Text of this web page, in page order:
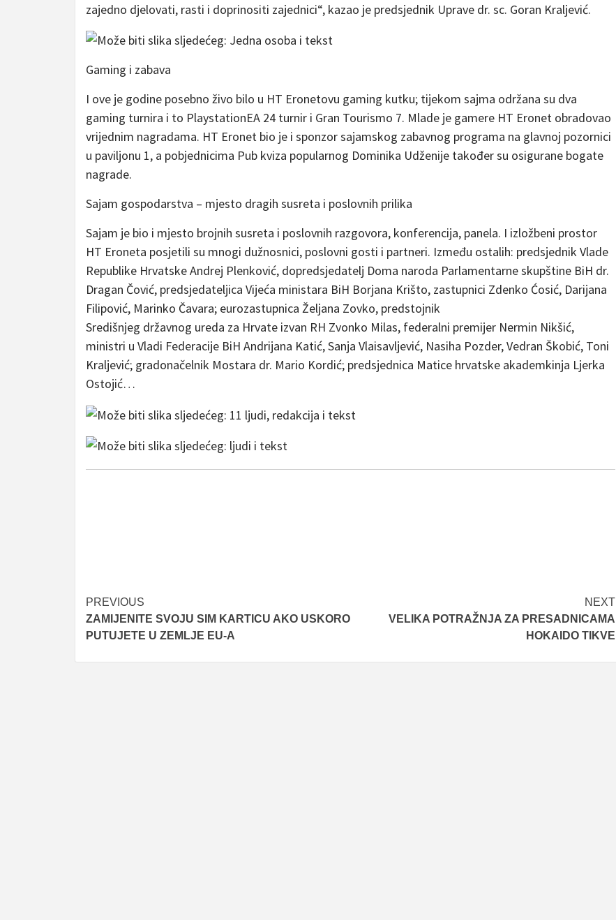
zajedno djelovati, rasti i doprinositi zajednici“, kazao je predsjednik Uprave dr. sc. Goran Kraljević.
Gaming i zabava
I ove je godine posebno živo bilo u HT Eronetovu gaming kutku; tijekom sajma održana su dva
gaming turnira i to PlaystationEA 24 turnir i Gran Tourismo 7. Mlade je gamere HT Eronet obradovao
vrijednim nagradama. HT Eronet bio je i sponzor sajamskog zabavnog programa na glavnoj pozornici
u paviljonu 1, a pobjednicima Pub kviza popularnog Dominika Udženije također su osigurane bogate
nagrade.
Sajam gospodarstva – mjesto dragih susreta i poslovnih prilika
Sajam je bio i mjesto brojnih susreta i poslovnih razgovora, konferencija, panela. I izložbeni prostor
HT Eroneta posjetili su mnogi dužnosnici, poslovni gosti i partneri. Između ostalih: predsjednik Vlade
Republike Hrvatske Andrej Plenković, dopredsjedatelj Doma naroda Parlamentarne skupštine BiH dr.
Dragan Čović, predsjedateljica Vijeća ministara BiH Borjana Krišto, zastupnici Zdenko Ćosić, Darijana
Filipović, Marinko Čavara; eurozastupnica Željana Zovko, predstojnik
Središnjeg državnog ureda za Hrvate izvan RH Zvonko Milas, federalni premijer Nermin Nikšić,
ministri u Vladi Federacije BiH Andrijana Katić, Sanja Vlaisavljević, Nasiha Pozder, Vedran Škobić, Toni
Kraljević; gradonačelnik Mostara dr. Mario Kordić; predsjednica Matice hrvatske akademkinja Ljerka
Ostojić…
Post
navigation
PREVIOUS
ZAMIJENITE SVOJU SIM KARTICU AKO USKORO
PUTUJETE U ZEMLJE EU-A
NEXT
VELIKA POTRAŽNJA ZA PRESADNICAMA
HOKAIDO TIKVE